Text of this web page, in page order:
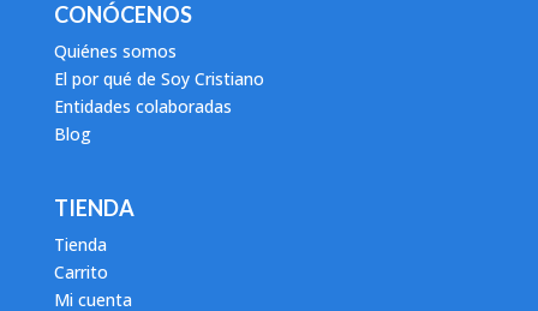
CONÓCENOS
Quiénes somos
El por qué de Soy Cristiano
Entidades colaboradas
Blog
TIENDA
Tienda
Carrito
Mi cuenta